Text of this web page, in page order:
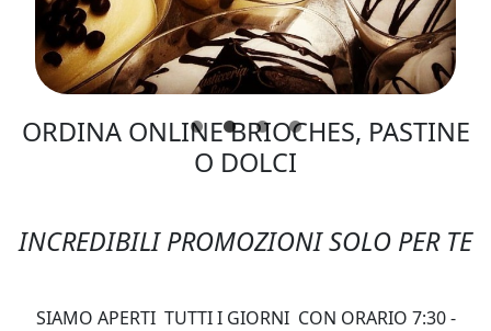
ORDINA ONLINE BRIOCHES, PASTINE
O DOLCI
INCREDIBILI PROMOZIONI SOLO PER TE
SIAMO APERTI TUTTI I GIORNI CON ORARIO 7:30 -